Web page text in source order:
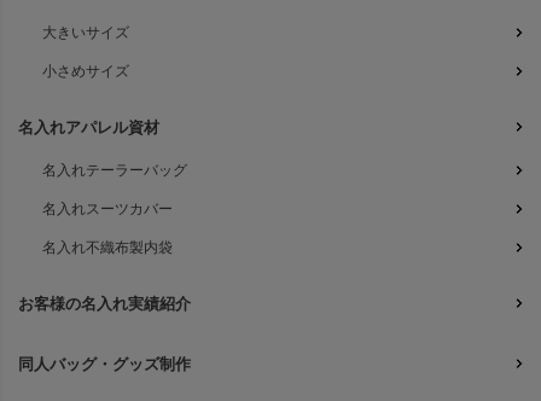
大きいサイズ
小さめサイズ
名入れアパレル資材
名入れテーラーバッグ
名入れスーツカバー
名入れ不織布製内袋
お客様の名入れ実績紹介
同人バッグ・グッズ制作